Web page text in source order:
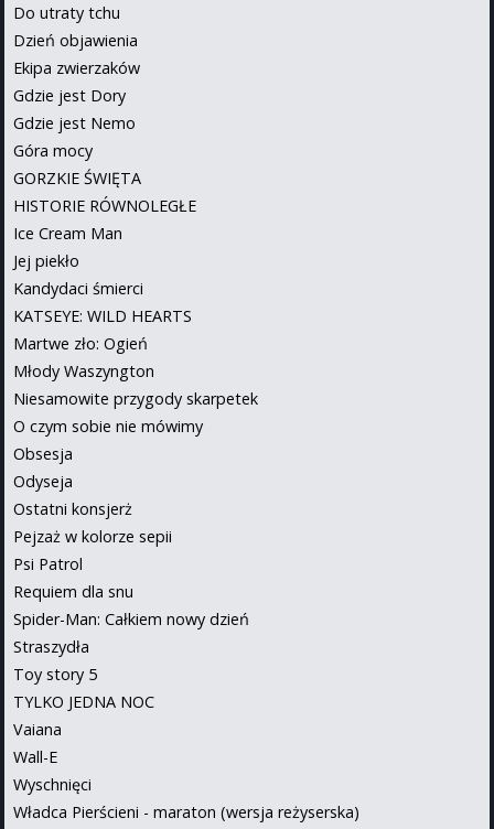
Do utraty tchu
Dzień objawienia
Ekipa zwierzaków
Gdzie jest Dory
Gdzie jest Nemo
Góra mocy
GORZKIE ŚWIĘTA
HISTORIE RÓWNOLEGŁE
Ice Cream Man
Jej piekło
Kandydaci śmierci
KATSEYE: WILD HEARTS
Martwe zło: Ogień
Młody Waszyngton
Niesamowite przygody skarpetek
O czym sobie nie mówimy
Obsesja
Odyseja
Ostatni konsjerż
Pejzaż w kolorze sepii
Psi Patrol
Requiem dla snu
Spider-Man: Całkiem nowy dzień
Straszydła
Toy story 5
TYLKO JEDNA NOC
Vaiana
Wall-E
Wyschnięci
Władca Pierścieni - maraton (wersja reżyserska)